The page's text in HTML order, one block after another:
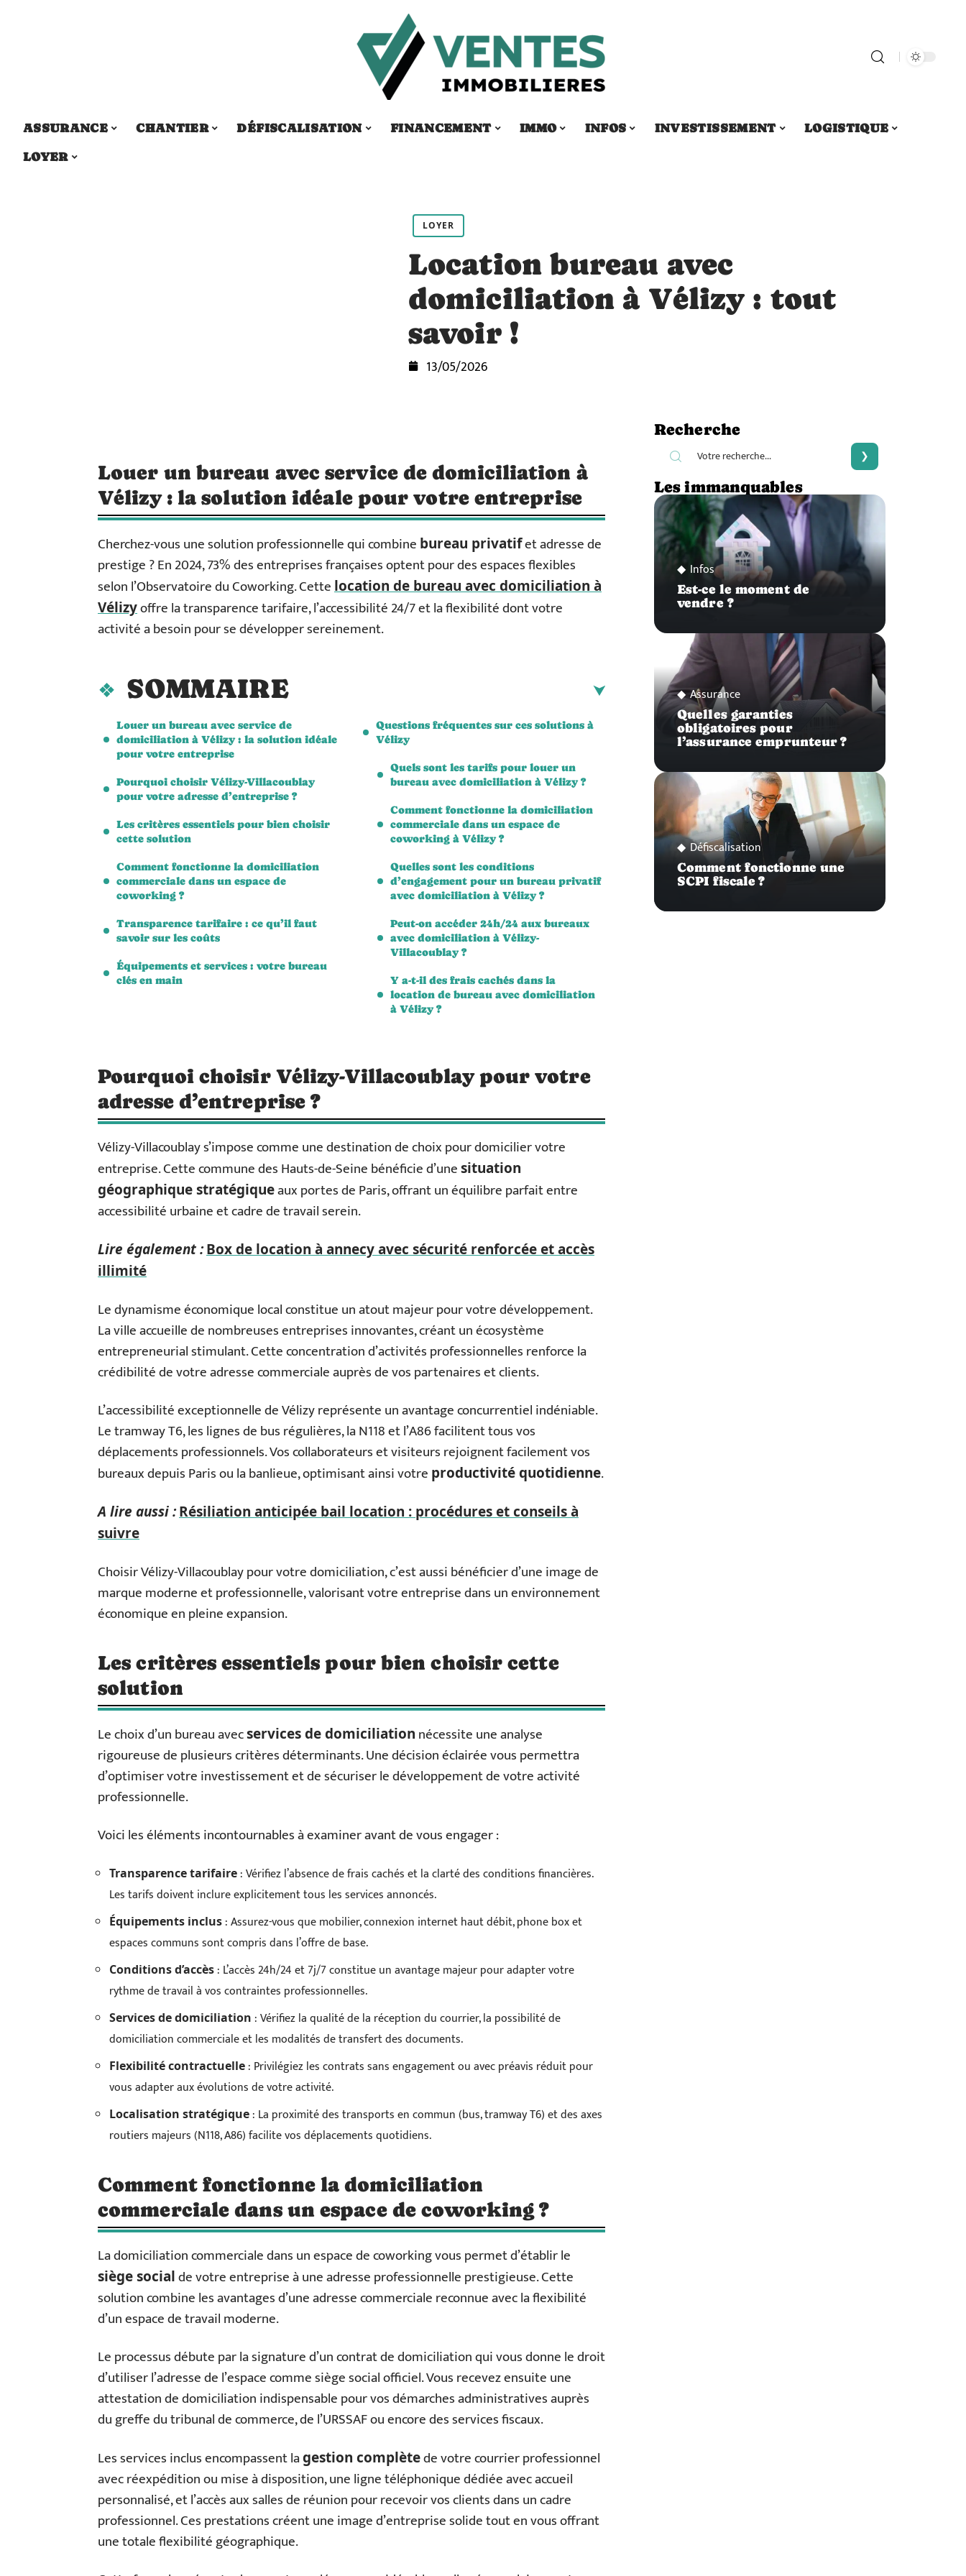
ASSURANCE CHANTIER DÉFISCALISATION FINANCEMENT IMMO INFOS INVESTISSEMENT
LOGISTIQUE
LOYER
LOYER
Location bureau avec
domiciliation à Vélizy : tout
savoir !
13/05/2026
Louer un bureau avec service de domiciliation à
Vélizy : la solution idéale pour votre entreprise
Cherchez-vous une solution professionnelle qui combine bureau privatifet adresse de
prestige ? En 2024, 73% des entreprises françaises optent pour des espaces flexibles
selon l’Observatoire du Coworking. Cette location de bureau avec domiciliation à
Vélizyoffre la transparence tarifaire, l’accessibilité 24/7 et la flexibilité dont votre
activité a besoin pour se développer sereinement.
SOMMAIRE
Louer un bureau avec service de
domiciliation à Vélizy : la solution idéale
pour votre entreprise
Pourquoi choisir Vélizy-Villacoublay
pour votre adresse d’entreprise ?
Les critères essentiels pour bien choisir
cette solution
Comment fonctionne la domiciliation
commerciale dans un espace de
coworking ?
Transparence tarifaire : ce qu’il faut
savoir sur les coûts
Équipements et services : votre bureau
clés en main
Questions fréquentes sur ces solutions à
Vélizy
Quels sont les tarifs pour louer un
bureau avec domiciliation à Vélizy ?
Comment fonctionne la domiciliation
commerciale dans un espace de
coworking à Vélizy ?
Quelles sont les conditions
d’engagement pour un bureau privatif
avec domiciliation à Vélizy ?
Peut-on accéder 24h/24 aux bureaux
avec domiciliation à Vélizy-
Villacoublay ?
Y a-t-il des frais cachés dans la
location de bureau avec domiciliation
à Vélizy ?
Pourquoi choisir Vélizy-Villacoublay pour votre
adresse d’entreprise ?
Vélizy-Villacoublay s’impose comme une destination de choix pour domicilier votre
entreprise. Cette commune des Hauts-de-Seine bénéficie d’unesituation
géographique stratégiqueaux portes de Paris, offrant un équilibre parfait entre
accessibilité urbaine et cadre de travail serein.
Lire également :Box de location à annecy avec sécurité renforcée et accès
illimité
Le dynamisme économique local constitue un atout majeur pour votre développement.
La ville accueille de nombreuses entreprises innovantes, créant un écosystème
entrepreneurial stimulant. Cette concentration d’activités professionnelles renforce la
crédibilité de votre adresse commerciale auprès de vos partenaires et clients.
L’accessibilité exceptionnelle de Vélizy représente un avantage concurrentiel indéniable.
Le tramway T6, les lignes de bus régulières, la N118 et l’A86 facilitent tous vos
déplacements professionnels. Vos collaborateurs et visiteurs rejoignent facilement vos
bureaux depuis Paris ou la banlieue, optimisant ainsi votre productivité quotidienne.
A lire aussi :Résiliation anticipée bail location : procédures et conseils à
suivre
Choisir Vélizy-Villacoublay pour votre domiciliation, c’est aussi bénéficier d’une image de
marque moderne et professionnelle, valorisant votre entreprise dans un environnement
économique en pleine expansion.
Les critères essentiels pour bien choisir cette
solution
Le choix d’un bureau avecservices de domiciliation nécessite une analyse
rigoureuse de plusieurs critères déterminants. Une décision éclairée vous permettra
d’optimiser votre investissement et de sécuriser le développement de votre activité
professionnelle.
Voici les éléments incontournables à examiner avant de vous engager :
Transparence tarifaire : Vérifiez l’absence de frais cachés et la clarté des conditions financières.
Les tarifs doivent inclure explicitement tous les services annoncés.
Équipements inclus : Assurez-vous que mobilier, connexion internet haut débit, phone box et
espaces communs sont compris dans l’offre de base.
Conditions d’accès : L’accès 24h/24 et 7j/7 constitue un avantage majeur pour adapter votre
rythme de travail à vos contraintes professionnelles.
Services de domiciliation : Vérifiez la qualité de la réception du courrier, la possibilité de
domiciliation commerciale et les modalités de transfert des documents.
Flexibilité contractuelle : Privilégiez les contrats sans engagement ou avec préavis réduit pour
vous adapter aux évolutions de votre activité.
Localisation stratégique : La proximité des transports en commun (bus, tramway T6) et des axes
routiers majeurs (N118, A86) facilite vos déplacements quotidiens.
Comment fonctionne la domiciliation
commerciale dans un espace de coworking ?
La domiciliation commerciale dans un espace de coworking vous permet d’établir le
siège socialde votre entreprise à une adresse professionnelle prestigieuse. Cette
solution combine les avantages d’une adresse commerciale reconnue avec la flexibilité
d’un espace de travail moderne.
Le processus débute par la signature d’un contrat de domiciliation qui vous donne le droit
d’utiliser l’adresse de l’espace comme siège social officiel. Vous recevez ensuite une
attestation de domiciliation indispensable pour vos démarches administratives auprès
du greffe du tribunal de commerce, de l’URSSAF ou encore des services fiscaux.
Les services inclus encompassent lagestion complètede votre courrier professionnel
avec réexpédition ou mise à disposition, une ligne téléphonique dédiée avec accueil
personnalisé, et l’accès aux salles de réunion pour recevoir vos clients dans un cadre
professionnel. Ces prestations créent une image d’entreprise solide tout en vous offrant
une totale flexibilité géographique.
Recherche
Les immanquables
Infos
Est-ce le moment de
vendre ?
Assurance
Quelles garanties
obligatoires pour
l’assurance emprunteur ?
Défiscalisation
Comment fonctionne une
SCPI fiscale ?